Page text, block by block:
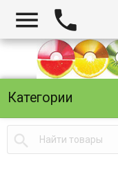
 
Категории
